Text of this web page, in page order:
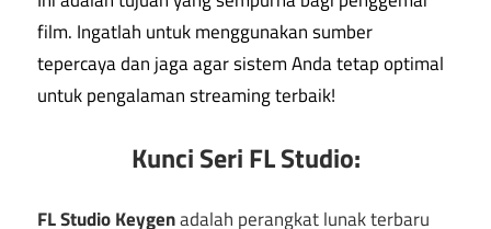
film. Ingatlah untuk menggunakan sumber
tepercaya dan jaga agar sistem Anda tetap optimal
untuk pengalaman streaming terbaik!
Kunci Seri FL Studio:
FL Studio Keygenadalah perangkat lunak terbaru